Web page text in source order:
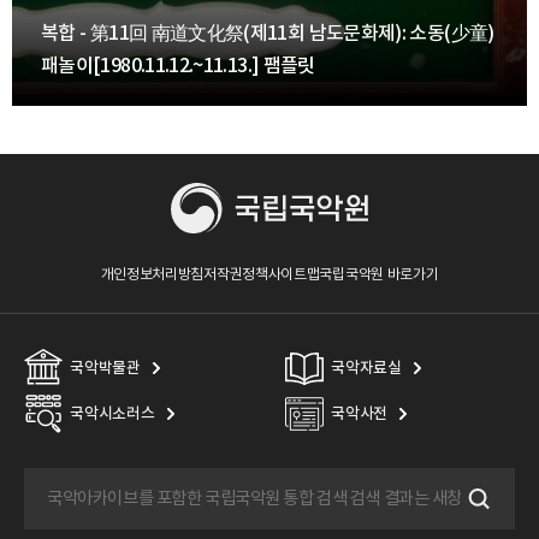
복합 - 第11回 南道文化祭(제11회 남도문화제): 소동(少童)
패놀이[1980.11.12.~11.13.] 팸플릿
개인정보처리방침저작권정책사이트맵국립국악원 바로가기
국악박물관 국악자료실
국악시소러스 국악사전